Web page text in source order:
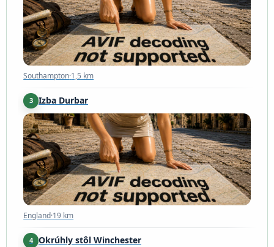
Southampton·1,5 km
3 Izba Durbar
England·19 km
England·19 km
4 Okrúhly stôl Winchester